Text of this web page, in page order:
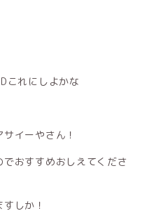
これにしよかな
イーやさん！
おすすめおしえてくださ
しか！